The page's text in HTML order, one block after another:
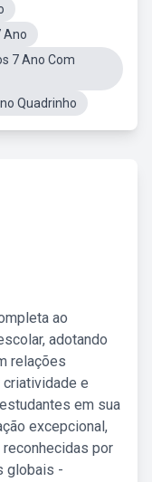
Ano
7 Ano Com
Quadrinho
ao
adotando
relações
e
em sua
excepcional,
por
globais -